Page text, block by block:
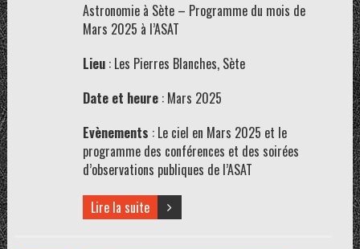
Astronomie à Sète – Programme du mois de
Mars 2025 à l’ASAT
Lieu : Les Pierres Blanches, Sète
Date et heure: Mars 2025
Evènements : Le ciel en Mars 2025 et le
programme des conférences et des soirées
d’observations publiques de l’ASAT
Lire la suite